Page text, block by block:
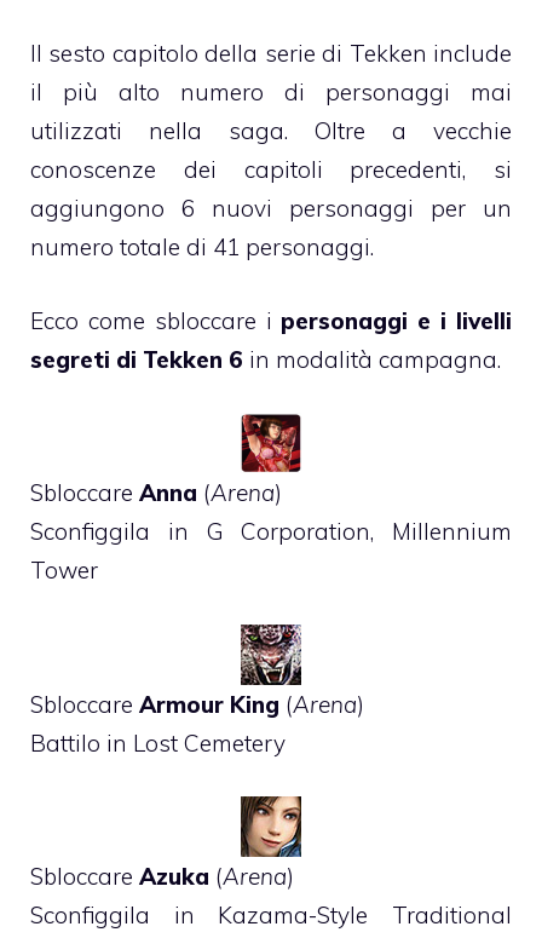
Il sesto capitolo della serie di Tekken include
il più alto numero di personaggi mai
utilizzati nella saga. Oltre a vecchie
conoscenze dei capitoli precedenti, si
aggiungono 6 nuovi personaggi per un
numero totale di 41 personaggi.
Ecco come sbloccare i personaggi e i livelli
segreti di Tekken 6 in modalità campagna.
Sbloccare Anna (Arena)
Sconfiggila in G Corporation, Millennium
Tower
Sbloccare Armour King (Arena)
Battilo in Lost Cemetery
Sbloccare Azuka (Arena)
Sconfiggila in Kazama-Style Traditional